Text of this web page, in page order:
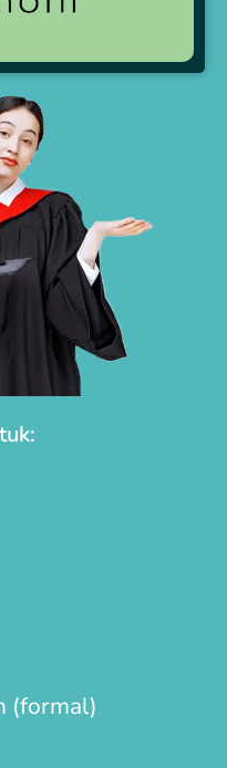
(formal)